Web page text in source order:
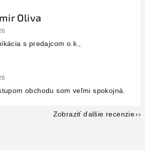
Oliva
obchodu je 5 z 5 hviezdičiek.
s predajcom o.k.,
obchodu je 5 z 5 hviezdičiek.
obchodu som veľmi spokojná.
Zobraziť ďalšie recenzie